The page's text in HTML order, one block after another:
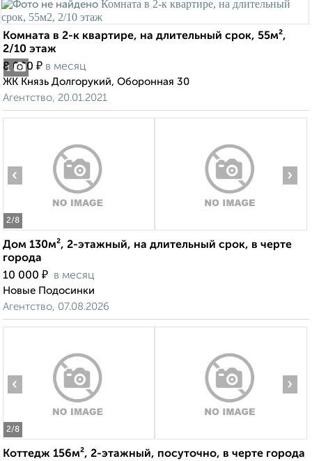
1
Комната в 2-к квартире, на длительный срок, 55м²,
2/10 этаж
8 000 ₽ в месяц
ЖК Князь Долгорукий, Оборонная 30
Агентство, 20.01.2021
2/8
‹ ›
Дом 130м², 2-этажный, на длительный срок, в черте
города
10 000 ₽ в месяц
Новые Подосинки
Агентство, 07.08.2026
2/8
‹ ›
Коттедж 156м², 2-этажный, посуточно, в черте города